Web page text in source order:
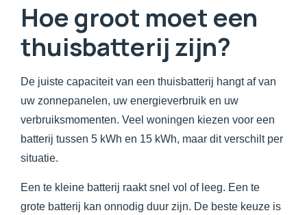
Hoe groot moet een
thuisbatterij zijn?
De juiste capaciteit van een thuisbatterij hangt af van
uw zonnepanelen, uw energieverbruik en uw
verbruiksmomenten. Veel woningen kiezen voor een
batterij tussen 5 kWh en 15 kWh, maar dit verschilt per
situatie.
Een te kleine batterij raakt snel vol of leeg. Een te
grote batterij kan onnodig duur zijn. De beste keuze is